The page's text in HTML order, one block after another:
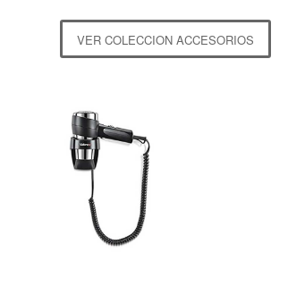
VER COLECCION ACCESORIOS